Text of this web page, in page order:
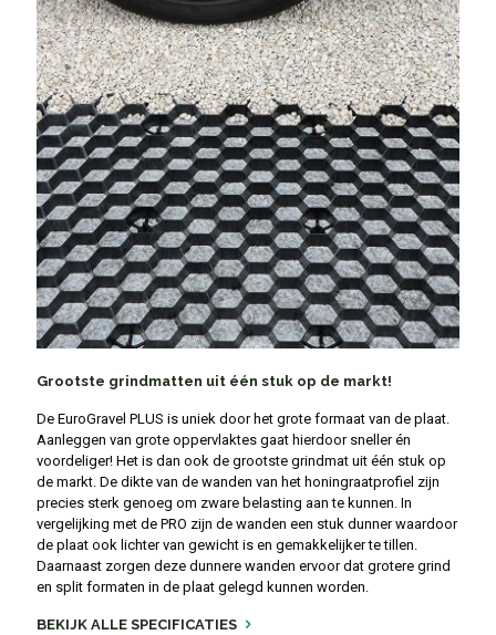
Grootste grindmatten uit één stuk op de markt!
De EuroGravel PLUS is uniek door het grote formaat van de plaat.
Aanleggen van grote oppervlaktes gaat hierdoor sneller én
voordeliger! Het is dan ook de grootste grindmat uit één stuk op
de markt. De dikte van de wanden van het honingraatprofiel zijn
precies sterk genoeg om zware belasting aan te kunnen. In
vergelijking met de PRO zijn de wanden een stuk dunner waardoor
de plaat ook lichter van gewicht is en gemakkelijker te tillen.
Daarnaast zorgen deze dunnere wanden ervoor dat grotere grind
en split formaten in de plaat gelegd kunnen worden.
BEKIJK ALLE SPECIFICATIES